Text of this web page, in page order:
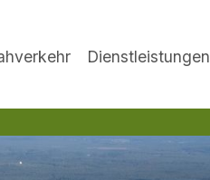
Dienstleistungen